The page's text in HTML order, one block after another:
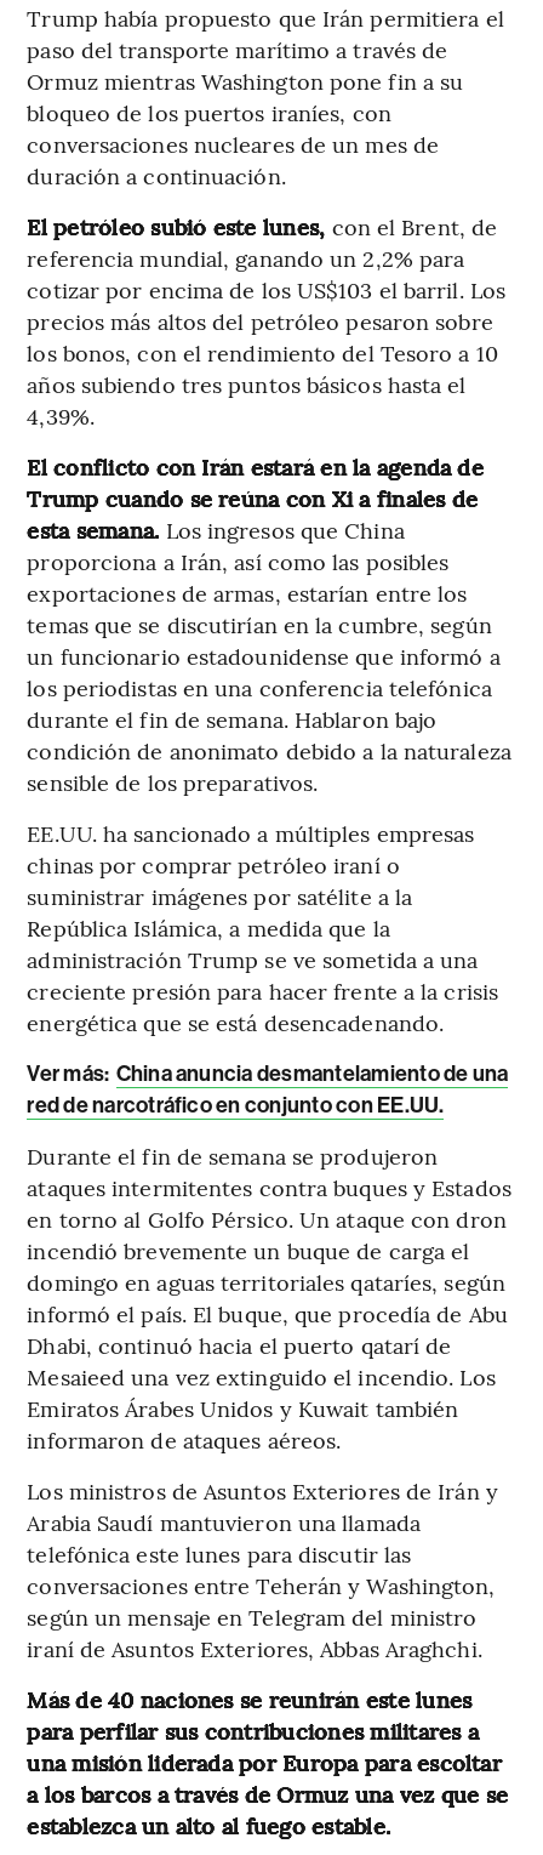
Trump había propuesto que Irán permitiera el
paso del transporte marítimo a través de
Ormuz mientras Washington pone fin a su
bloqueo de los puertos iraníes, con
conversaciones nucleares de un mes de
duración a continuación.
El petróleo subió este lunes, con el Brent, de
referencia mundial, ganando un 2,2% para
cotizar por encima de los US$103 el barril. Los
precios más altos del petróleo pesaron sobre
los bonos, con el rendimiento del Tesoro a 10
años subiendo tres puntos básicos hasta el
4,39%.
El conflicto con Irán estará en la agenda de
Trump cuando se reúna con Xi a finales de
esta semana. Los ingresos que China
proporciona a Irán, así como las posibles
exportaciones de armas, estarían entre los
temas que se discutirían en la cumbre, según
un funcionario estadounidense que informó a
los periodistas en una conferencia telefónica
durante el fin de semana. Hablaron bajo
condición de anonimato debido a la naturaleza
sensible de los preparativos.
EE.UU. ha sancionado a múltiples empresas
chinas por comprar petróleo iraní o
suministrar imágenes por satélite a la
República Islámica, a medida que la
administración Trump se ve sometida a una
creciente presión para hacer frente a la crisis
energética que se está desencadenando.
Ver más: China anuncia desmantelamiento de una
red de narcotráfico en conjunto con EE.UU.
Durante el fin de semana se produjeron
ataques intermitentes contra buques y Estados
en torno al Golfo Pérsico. Un ataque con dron
incendió brevemente un buque de carga el
domingo en aguas territoriales qataríes, según
informó el país. El buque, que procedía de Abu
Dhabi, continuó hacia el puerto qatarí de
Mesaieed una vez extinguido el incendio. Los
Emiratos Árabes Unidos y Kuwait también
informaron de ataques aéreos.
Los ministros de Asuntos Exteriores de Irán y
Arabia Saudí mantuvieron una llamada
telefónica este lunes para discutir las
conversaciones entre Teherán y Washington,
según un mensaje en Telegram del ministro
iraní de Asuntos Exteriores, Abbas Araghchi.
Más de 40 naciones se reunirán este lunes
para perfilar sus contribuciones militares a
una misión liderada por Europa para escoltar
a los barcos a través de Ormuz una vez que se
establezca un alto al fuego estable.